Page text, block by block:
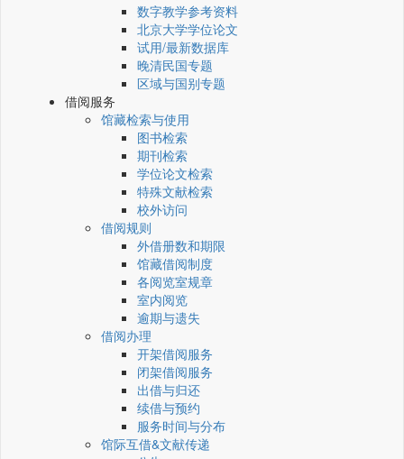
数字教学参考资料
北京大学学位论文
试用/最新数据库
晚清民国专题
区域与国别专题
借阅服务
馆藏检索与使用
图书检索
期刊检索
学位论文检索
特殊文献检索
校外访问
借阅规则
外借册数和期限
馆藏借阅制度
各阅览室规章
室内阅览
逾期与遗失
借阅办理
开架借阅服务
闭架借阅服务
出借与归还
续借与预约
服务时间与分布
馆际互借&文献传递